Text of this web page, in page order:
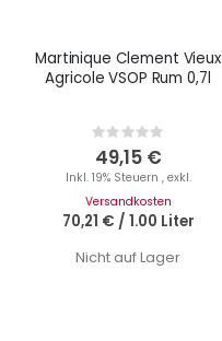
Martinique Clement Vieux
Agricole VSOP Rum 0,7l
Rating:
0%
49,15 €
Inkl. 19% Steuern , exkl.
Versandkosten
70,21 € / 1.00 Liter
Nicht auf Lager